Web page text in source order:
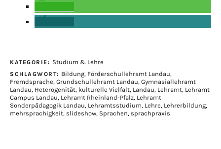
KATEGORIE: Studium & Lehre
SCHLAGWORT: Bildung, Förderschullehramt Landau,
Fremdsprache, Grundschullehramt Landau, Gymnasiallehramt
Landau, Heterogenität, kulturelle Vielfalt, Landau, Lehramt, Lehramt
Campus Landau, Lehramt Rheinland-Pfalz, Lehramt
Sonderpädagogik Landau, Lehramtsstudium, Lehre, Lehrerbildung,
mehrsprachigkeit, slideshow, Sprachen, sprachpraxis